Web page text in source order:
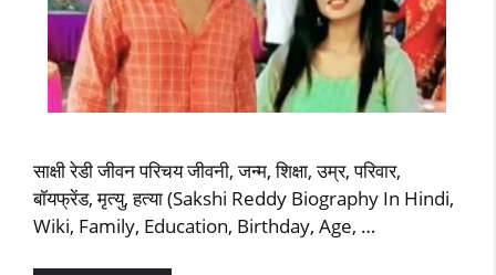
साक्षी रेडी जीवन परिचय जीवनी, जन्म, शिक्षा, उम्र, परिवार,
बॉयफ्रेंड, मृत्यु, हत्या (Sakshi Reddy Biography In Hindi,
Wiki, Family, Education, Birthday, Age, …